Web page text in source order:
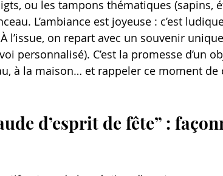
ou les tampons thématiques (sapins,
L’ambiance est joyeuse : c’est
l’issue, on repart avec un souvenir
personnalisé). C’est la promesse d’un
à la maison… et rappeler ce moment de
d’esprit de fête” :